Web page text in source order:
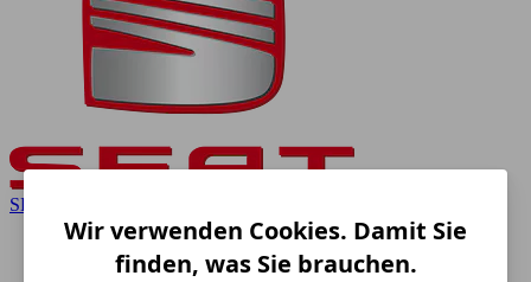
SEAT
Wir verwenden Cookies. Damit Sie
finden, was Sie brauchen.